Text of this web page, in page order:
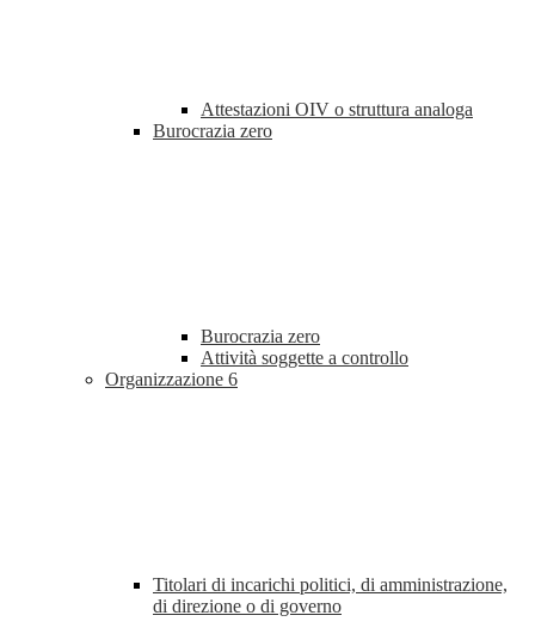
Attestazioni OIV o struttura analoga
Burocrazia zero
Burocrazia zero
Attività soggette a controllo
Organizzazione 6
Titolari di incarichi politici, di amministrazione,
di direzione o di governo